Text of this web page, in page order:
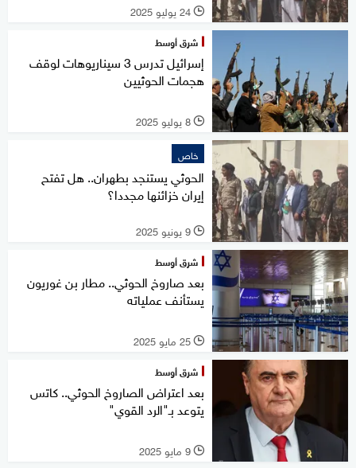
l 24 يوليو 2025
شرق أوسط
إسرائيل تدرس 3 سيناريوهات لوقف
هجمات الحوثيين
l 8 يوليو 2025
خاص
الحوثي يستنجد بطهران.. هل تفتح
إيران خزائنها مجددا؟
l 9 يونيو 2025
شرق أوسط
بعد صاروخ الحوثي.. مطار بن غوريون
يستأنف عملياته
l 25 مايو 2025
شرق أوسط
بعد اعتراض الصاروخ الحوثي.. كاتس
يتوعد بـ"الرد القوي"
l 9 مايو 2025